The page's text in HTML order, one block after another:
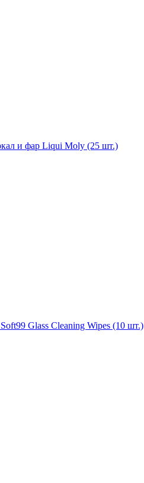
и фар Liqui Moly (25 шт.)
Glass Cleaning Wipes (10 шт.)